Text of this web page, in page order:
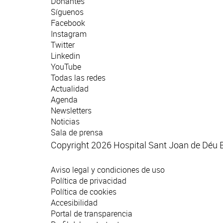
Síguenos
Facebook
Instagram
Twitter
Linkedin
YouTube
Todas las redes
Actualidad
Agenda
Newsletters
Noticias
Sala de prensa
Copyright 2026 Hospital Sant Joan de Déu
Aviso legal y condiciones de uso
Política de privacidad
Política de cookies
Accesibilidad
Portal de transparencia